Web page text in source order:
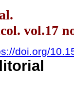
vol.17
doi.org/